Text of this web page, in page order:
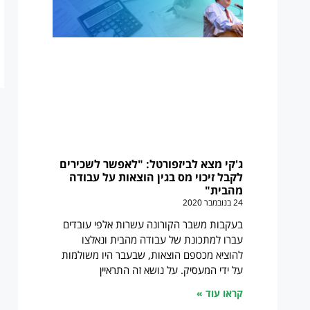
ג'קי מצא לביזפורטל: "לאפשר לשכירים
לקבל זיכוי מס בגין הוצאות על עבודה
מהבית"
24 בנובמבר 2020
בעקבות משבר הקורונה עשרות אלפי עובדים
עברו למתכונת של עבודה מהבית ונאלצו
להוציא מכספם הוצאות, שבעבר היו משולמות
על ידי המעסיק. על נושא זה התראיין
קראו עוד »